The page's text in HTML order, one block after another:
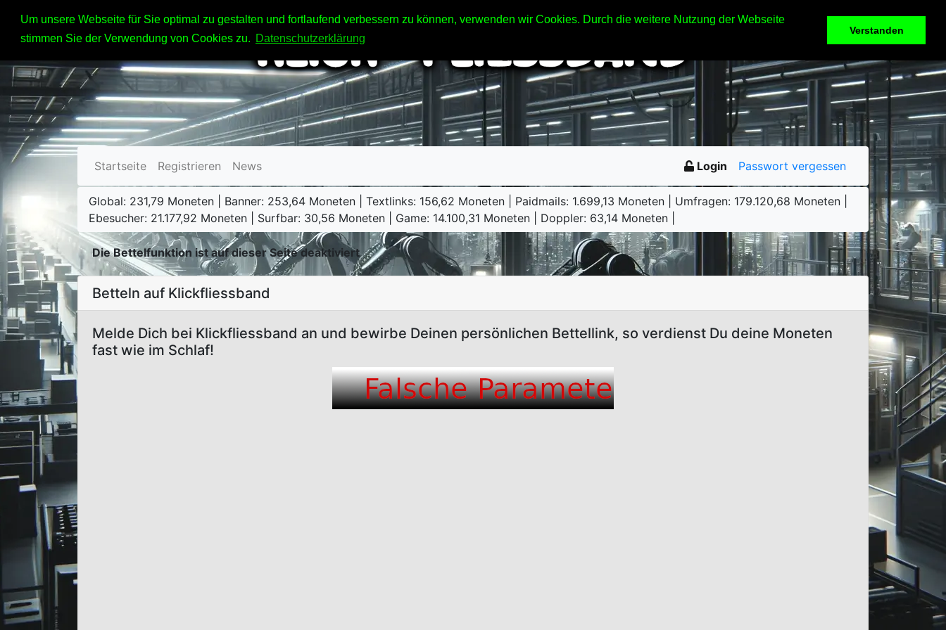
Um unsere Webseite für Sie optimal zu gestalten und fortlaufend verbessern zu können, verwenden wir Cookies. Durch die weitere Nutzung der Webseite
stimmen Sie der Verwendung von Cookies zu. Datenschutzerklärung
Verstanden
Startseite Registrieren News Login Passwort vergessen
Global: 231,79 Moneten | Banner: 253,64 Moneten | Textlinks: 156,62 Moneten | Paidmails: 1.699,13 Moneten | Umfragen: 179.120,68 Moneten |
Ebesucher: 21.177,92 Moneten | Surfbar: 30,56 Moneten | Game: 14.100,31 Moneten | Doppler: 63,14 Moneten |
Die Bettelfunktion ist auf dieser Seite deaktiviert
Betteln auf Klickfliessband
Melde Dich bei Klickfliessband an und bewirbe Deinen persönlichen Bettellink, so verdienst Du deine Moneten
fast wie im Schlaf!